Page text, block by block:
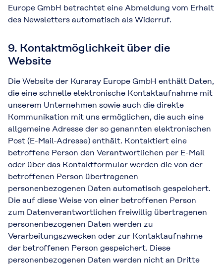
Europe GmbH betrachtet eine Abmeldung vom Erhalt
des Newsletters automatisch als Widerruf.
9. Kontaktmöglichkeit über die
Website
Die Website der Kuraray Europe GmbH enthält Daten,
die eine schnelle elektronische Kontaktaufnahme mit
unserem Unternehmen sowie auch die direkte
Kommunikation mit uns ermöglichen, die auch eine
allgemeine Adresse der so genannten elektronischen
Post (E-Mail-Adresse) enthält. Kontaktiert eine
betroffene Person den Verantwortlichen per E-Mail
oder über das Kontaktformular werden die von der
betroffenen Person übertragenen
personenbezogenen Daten automatisch gespeichert.
Die auf diese Weise von einer betroffenen Person
zum Datenverantwortlichen freiwillig übertragenen
personenbezogenen Daten werden zu
Verarbeitungszwecken oder zur Kontaktaufnahme
der betroffenen Person gespeichert. Diese
personenbezogenen Daten werden nicht an Dritte